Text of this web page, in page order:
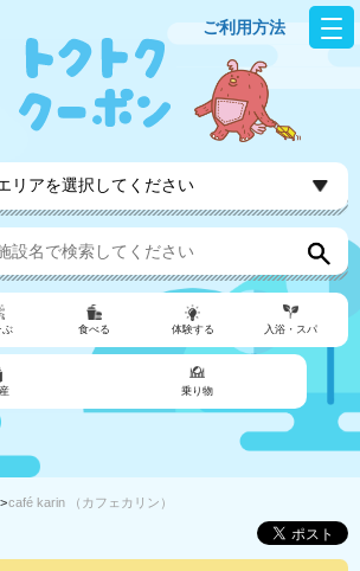
ご利用方法
リアを選択してください
ぶ 食べる 体験する 入浴・スパ
乗り物
café karin （カフェカリン）